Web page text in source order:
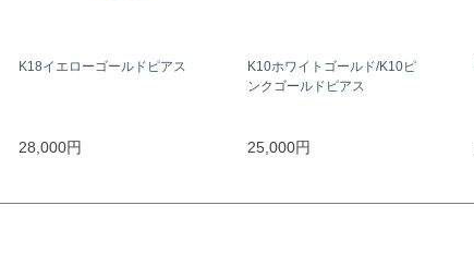
K18イエローゴールドピアス
28,000円
K10ホワイトゴールド/K10ピ
ンクゴールドピアス
25,000円